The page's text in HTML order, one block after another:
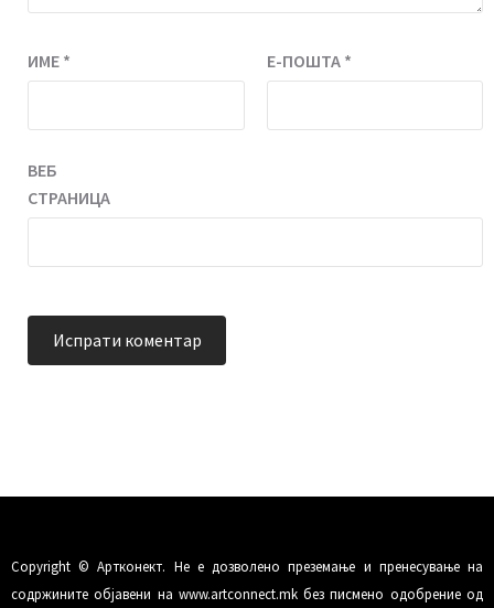
ИМЕ * Е-ПОШТА *
ВЕБ
СТРАНИЦА
Copyright © Артконект. Не е дозволено преземање и пренесување на
содржините објавени на www.artconnect.mk без писмено одобрение од